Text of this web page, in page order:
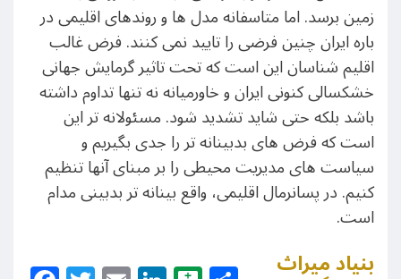
زمین برسد. اما متاسفانه مدل ها و روندهای اقلیمی در
باره ایران چنین فرضی را تایید نمی کنند. فرض غالب
اقلیم شناسان این است که تحت تاثیر گرمایش جهانی
خشکسالی کنونی ایران و خاورمیانه نه تنها تداوم داشته
باشد بلکه حتی شاید تشدید شود. مسئولانه تر این
است که فرض های بدبینانه تر را جدی بگیریم و
سیاست های مدیریت محیطی را بر مبنای آنها تنظیم
کنیم. در پسانرمال اقلیمی، واقع بینانه تر بدبینی مدام
است.
بنیاد میراث